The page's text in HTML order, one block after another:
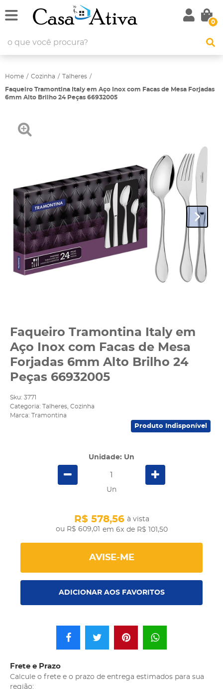
0
Home Cozinha Talheres
Faqueiro Tramontina Italy em Aço Inox com Facas de Mesa Forjadas
6mm Alto Brilho 24 Peças 66932005
Faqueiro Tramontina Italy em
Aço Inox com Facas de Mesa
Forjadas 6mm Alto Brilho 24
Peças 66932005
Sku: 3771
Categoria:
Talheres Cozinha
Marca:
Tramontina
Produto Indisponível
Unidade: Un
Un
R$ 609,01
R$ 578,56 à vista
em 6x de R$ 101,50
AVISE-ME
ADICIONAR AOS FAVORITOS
Frete e Prazo
Calcule o frete e o prazo de entrega estimados para sua
região: